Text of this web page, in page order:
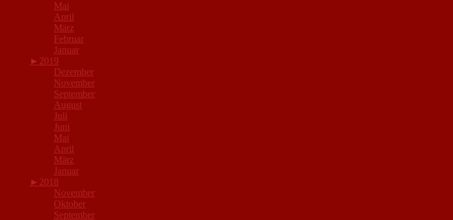
Mai
April
März
Februar
Januar
► 2019
Dezember
November
September
August
Juli
Juni
Mai
April
März
Januar
► 2018
November
Oktober
September